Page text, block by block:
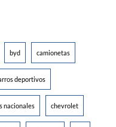
byd camionetas
deportivos
nacionales chevrolet